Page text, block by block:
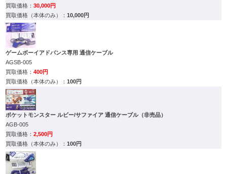
30,000円
10,000円
ゲームボーイアドバンス専用 通信ケーブル
AGSB-005
400円
100円
ポケットモンスター ルビー/サファイア 通信ケーブル（非売品）
AGB-005
2,500円
100円